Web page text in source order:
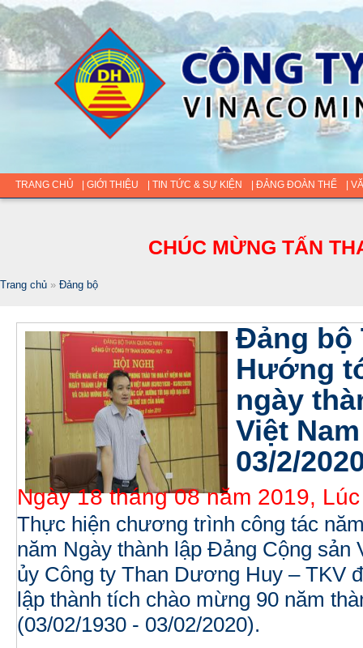
TRANG CHỦ | GIỚI THIỆU | TIN TỨC & SỰ KIỆN | ĐẢNG ĐOÀN THỂ |
CHÚC MỪNG TẤN
Trang chủ » Đảng bộ
Đảng bộ
Hướng
ngày
Việt
03/2/
Ngày 18 tháng 08 năm 2019,
Thực hiện chương trình công tác
năm Ngày thành lập Đảng Cộng sản
ủy Công ty Than Dương Huy – TKV
lập thành tích chào mừng 90 năm
(03/02/1930 - 03/02/2020).